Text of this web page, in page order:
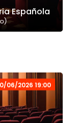
Española
06/2026 19:00